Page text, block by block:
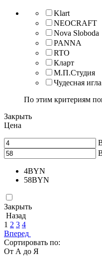
Klart
NEOCRAFT
Nova Sloboda
PANNA
RTO
Кларт
М.П.Студия
Чудесная игла
По этим критериям
Закрыть
Цена
4BYN
58BYN
Закрыть
Назад
1 2 3 4
Вперед
Сортировать по:
От А до Я